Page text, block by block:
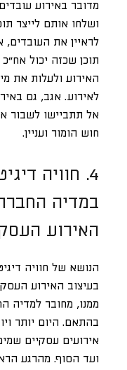
מדובר באירוע
ושלחו אותם לייצר
לראיין את העובדים,
תוכן שכזה יכול
האירוע ולעלות את
לאירוע. אגב, גם
אל תתביישו לשבור
חוש הומור ועניין.
4. חוויה
במדיה
האירוע
הנושא של חוויה
בעיצוב האירוע
ממנו, מחובר למדיה
בהתאם. היום יותר
אירועים עסקיים
ועד הסוף. מהרגע